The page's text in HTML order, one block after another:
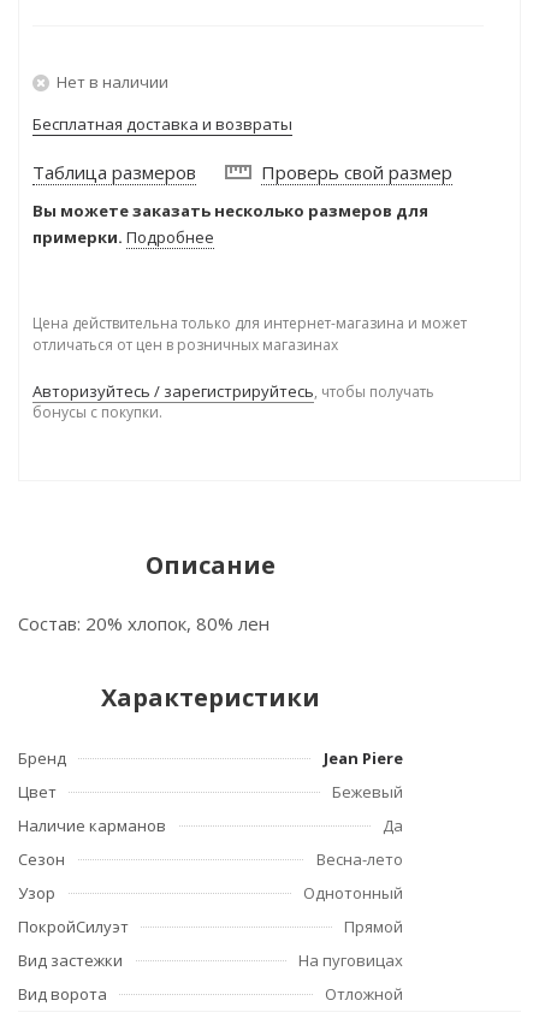
Нет в наличии
Бесплатная доставка и возвраты
Таблица размеров Проверь свой размер
Вы можете заказать несколько размеров для
примерки. Подробнее
Цена действительна только для интернет-магазина и может
отличаться от цен в розничных магазинах
Авторизуйтесь / зарегистрируйтесь, чтобы получать
бонусы с покупки.
Описание
Состав: 20% хлопок, 80% лен
Характеристики
Бренд
Jean Piere
Цвет
Бежевый
Наличие карманов
Да
Сезон
Весна-лето
Узор
Однотонный
ПокройСилуэт
Прямой
Вид застежки
На пуговицах
Вид ворота
Отложной